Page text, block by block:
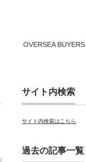
OVERSEA BUYERS
サイト内検索
サイト内検索はこちら
過去の記事一覧